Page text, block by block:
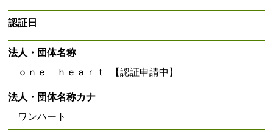
認証日
法人・団体名称
ｏｎｅ ｈｅａｒｔ 【認証申請中】
法人・団体名称カナ
ワンハート